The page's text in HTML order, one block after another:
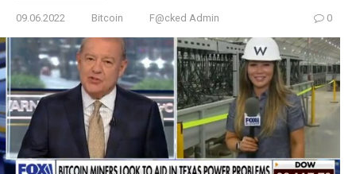
09.06.2022 Bitcoin F@cked Admin 0